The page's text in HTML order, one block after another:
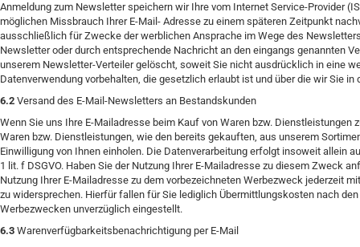
Anmeldung zum Newsletter speichern wir Ihre vom Internet Service-Provider
möglichen Missbrauch Ihrer E-Mail- Adresse zu einem späteren Zeitpunkt
ausschließlich für Zwecke der werblichen Ansprache im Wege des
Newsletter oder durch entsprechende Nachricht an den eingangs genannten
unserem Newsletter-Verteiler gelöscht, soweit Sie nicht ausdrücklich in eine
Datenverwendung vorbehalten, die gesetzlich erlaubt ist und über die wir Sie in
6.2 Versand des E-Mail-Newsletters an Bestandskunden
Wenn Sie uns Ihre E-Mailadresse beim Kauf von Waren bzw.
Waren bzw. Dienstleistungen, wie den bereits gekauften, aus unserem
Einwilligung von Ihnen einholen. Die Datenverarbeitung erfolgt insoweit allein
1 lit. f DSGVO. Haben Sie der Nutzung Ihrer E-Mailadresse zu diesem Zweck
Nutzung Ihrer E-Mailadresse zu dem vorbezeichneten Werbezweck jederzeit
zu widersprechen. Hierfür fallen für Sie lediglich Übermittlungskosten nach
Werbezwecken unverzüglich eingestellt.
6.3 Warenverfügbarkeitsbenachrichtigung per E-Mail